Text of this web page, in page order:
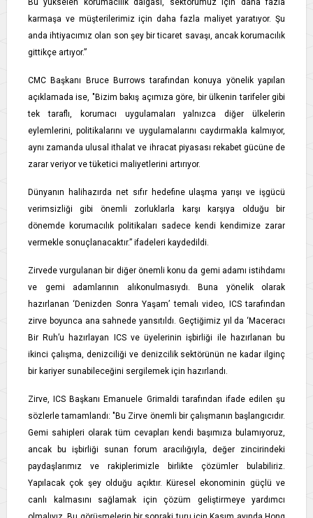
karmaşa ve müşterilerimiz için daha fazla maliyet yaratıyor. Şu
anda ihtiyacımız olan son şey bir ticaret savaşı, ancak korumacılık
gittikçe artıyor.”
CMC Başkanı Bruce Burrows tarafından konuya yönelik yapılan
açıklamada ise, "Bizim bakış açımıza göre, bir ülkenin tarifeler gibi
tek taraflı, korumacı uygulamaları yalnızca diğer ülkelerin
eylemlerini, politikalarını ve uygulamalarını caydırmakla kalmıyor,
aynı zamanda ulusal ithalat ve ihracat piyasası rekabet gücüne de
zarar veriyor ve tüketici maliyetlerini artırıyor.
Dünyanın halihazırda net sıfır hedefine ulaşma yarışı ve işgücü
verimsizliği gibi önemli zorluklarla karşı karşıya olduğu bir
dönemde korumacılık politikaları sadece kendi kendimize zarar
vermekle sonuçlanacaktır.” ifadeleri kaydedildi.
Zirvede vurgulanan bir diğer önemli konu da gemi adamı istihdamı
ve gemi adamlarının alıkonulmasıydı. Buna yönelik olarak
hazırlanan ‘Denizden Sonra Yaşam’ temalı video, ICS tarafından
zirve boyunca ana sahnede yansıtıldı. Geçtiğimiz yıl da ‘Maceracı
Bir Ruh’u hazırlayan ICS ve üyelerinin işbirliği ile hazırlanan bu
ikinci çalışma, denizciliği ve denizcilik sektörünün ne kadar ilginç
bir kariyer sunabileceğini sergilemek için hazırlandı.
Zirve, ICS Başkanı Emanuele Grimaldi tarafından ifade edilen şu
sözlerle tamamlandı: "Bu Zirve önemli bir çalışmanın başlangıcıdır.
Gemi sahipleri olarak tüm cevapları kendi başımıza bulamıyoruz,
ancak bu işbirliği sunan forum aracılığıyla, değer zincirindeki
paydaşlarımız ve rakiplerimizle birlikte çözümler bulabiliriz.
Yapılacak çok şey olduğu açıktır. Küresel ekonominin güçlü ve
canlı kalmasını sağlamak için çözüm geliştirmeye yardımcı